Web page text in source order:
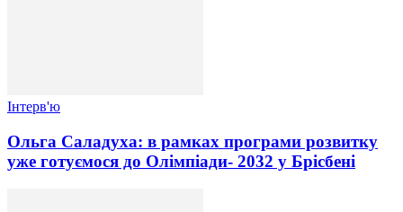
Інтерв'ю
Ольга Саладуха: в рамках програми розвитку
уже готуємося до Олімпіади- 2032 у Брісбені